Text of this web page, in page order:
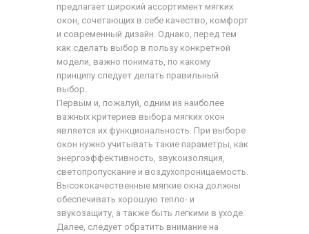
предлагает широкий ассортимент мягких
окон, сочетающих в себе качество, комфорт
и современный дизайн. Однако, перед тем
как сделать выбор в пользу конкретной
модели, важно понимать, по какому
принципу следует делать правильный
выбор.
Первым и, пожалуй, одним из наиболее
важных критериев выбора мягких окон
является их функциональность. При выборе
окон нужно учитывать такие параметры, как
энергоэффективность, звукоизоляция,
светопропускание и воздухопроницаемость.
Высококачественные мягкие окна должны
обеспечивать хорошую тепло- и
звукозащиту, а также быть легкими в уходе.
Далее, следует обратить внимание на